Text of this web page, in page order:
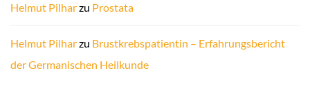
Helmut Pilharzu Prostata
Helmut Pilharzu Brustkrebspatientin – Erfahrungsbericht
der Germanischen Heilkunde